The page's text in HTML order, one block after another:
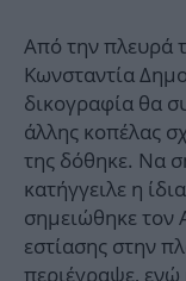
Από την πλευρά
Κωνσταντία
δικογραφία θα
άλλης κοπέλας
της δόθηκε. Να
κατήγγειλε η
σημειώθηκε τον
εστίασης στην
περιέγραψε, ενώ